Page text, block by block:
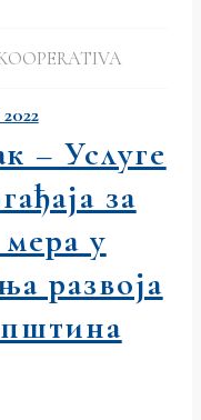
– Услуге
за
у
развоја